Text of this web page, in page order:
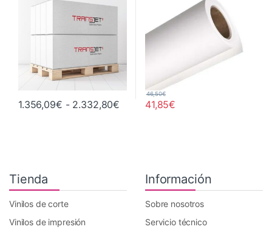
1.356,09€ - 2.332,80€ Rango de precios: desde
Este producto tiene múltiples variantes. Las opciones se
41,85€
46,50€
Tienda
Vinilos de corte
Vinilos de impresión
Información
Sobre nosotros
Servicio técnico